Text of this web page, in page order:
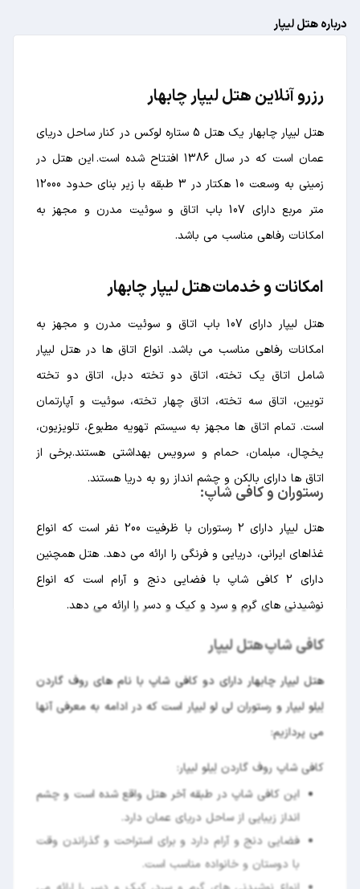
درباره هتل لیپار
رزرو آنلاین هتل لیپار چابهار
هتل لیپار چابهار یک هتل 5 ستاره لوکس در کنار ساحل دریای
عمان است که در سال 1386 افتتاح شده است. این هتل در
زمینی به وسعت 10 هکتار در 3 طبقه با زیر بنای حدود 12000
متر مربع دارای 107 باب اتاق و سوئیت مدرن و مجهز به
امکانات رفاهی مناسب می باشد.
امکانات و خدمات هتل لیپار چابهار
هتل لیپار دارای 107 باب اتاق و سوئیت مدرن و مجهز به
امکانات رفاهی مناسب می باشد. انواع اتاق ها در هتل لیپار
شامل اتاق یک تخته، اتاق دو تخته دبل، اتاق دو تخته
تویین، اتاق سه تخته، اتاق چهار تخته، سوئیت و آپارتمان
است. تمام اتاق ها مجهز به سیستم تهویه مطبوع، تلویزیون،
یخچال، مبلمان، حمام و سرویس بهداشتی هستند.برخی از
اتاق ها دارای بالکن و چشم انداز رو به دریا هستند.
رستوران و کافی شاپ:
هتل لیپار دارای 2 رستوران با ظرفیت 200 نفر است که انواع
غذاهای ایرانی، دریایی و فرنگی را ارائه می دهد. هتل همچنین
دارای 2 کافی شاپ با فضایی دنج و آرام است که انواع
نوشیدنی های گرم و سرد و کیک و دسر را ارائه می دهد.
کافی شاپ هتل لیپار
هتل لیپار چابهار دارای دو کافی شاپ با نام های روف گاردن
لِیلو لیپار و رستوران لی لو لیپار است که در ادامه به معرفی آنها
می پردازیم:
کافی شاپ روف گاردن لِیلو لیپار:
این کافی شاپ در طبقه آخر هتل واقع شده است و چشم
انداز زیبایی از ساحل دریای عمان دارد.
فضایی دنج و آرام دارد و برای استراحت و گذراندن وقت
با دوستان و خانواده مناسب است.